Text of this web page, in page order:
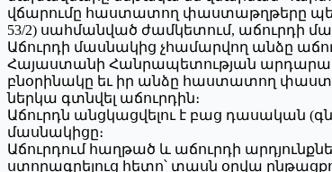
վճարումը հաստատող փաստաթղթերը
53/2) սահմանված ժամկետում, աճուրդի
Աճուրդի մասնակից չհամարվող անձը
Հայաստանի Հանրապետության
բնօրինակը եւ իր անձը հաստատող
ներկա գտնվել աճուրդին։
Աճուրդն անցկացվելու է բաց դասական
մասնակիցը։
Աճուրդում հաղթած և աճուրդի
ստորագրելուց հետո՝ տասն օրվա